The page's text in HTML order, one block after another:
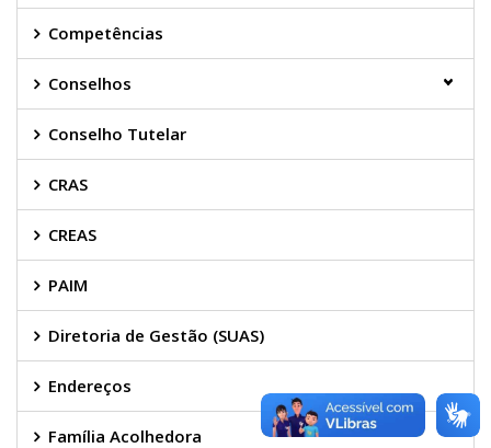
Competências
Conselhos
Conselho Tutelar
CRAS
CREAS
PAIM
Diretoria de Gestão (SUAS)
Endereços
Família Acolhedora